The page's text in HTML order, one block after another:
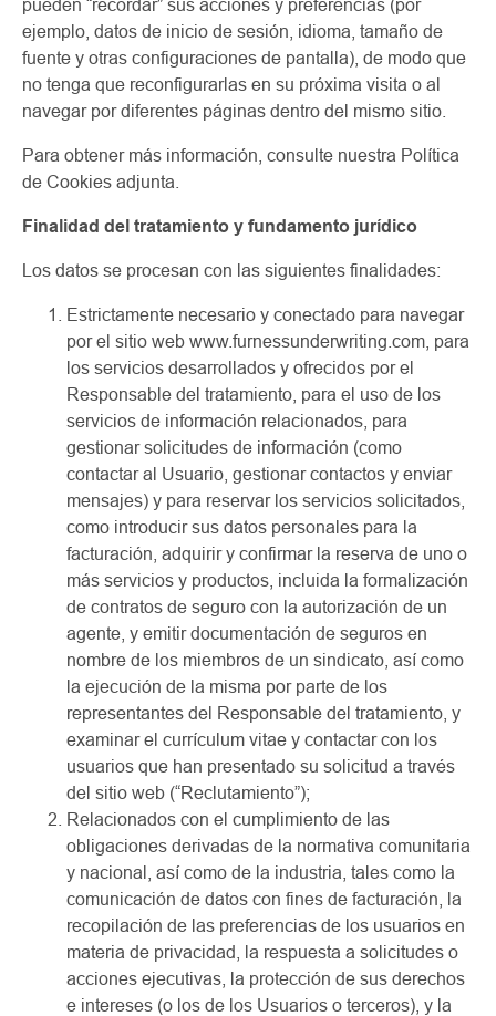
pueden “recordar” sus acciones y preferencias (por
ejemplo, datos de inicio de sesión, idioma, tamaño de
fuente y otras configuraciones de pantalla), de modo que
no tenga que reconfigurarlas en su próxima visita o al
navegar por diferentes páginas dentro del mismo sitio.
Para obtener más información, consulte nuestra Política
de Cookies adjunta.
Finalidad del tratamiento y fundamento jurídico
Los datos se procesan con las siguientes finalidades:
Estrictamente necesario y conectado para navegar
por el sitio web www.furnessunderwriting.com, para
los servicios desarrollados y ofrecidos por el
Responsable del tratamiento, para el uso de los
servicios de información relacionados, para
gestionar solicitudes de información (como
contactar al Usuario, gestionar contactos y enviar
mensajes) y para reservar los servicios solicitados,
como introducir sus datos personales para la
facturación, adquirir y confirmar la reserva de uno o
más servicios y productos, incluida la formalización
de contratos de seguro con la autorización de un
agente, y emitir documentación de seguros en
nombre de los miembros de un sindicato, así como
la ejecución de la misma por parte de los
representantes del Responsable del tratamiento, y
examinar el currículum vitae y contactar con los
usuarios que han presentado su solicitud a través
del sitio web (“Reclutamiento”);
Relacionados con el cumplimiento de las
obligaciones derivadas de la normativa comunitaria
y nacional, así como de la industria, tales como la
comunicación de datos con fines de facturación, la
recopilación de las preferencias de los usuarios en
materia de privacidad, la respuesta a solicitudes o
acciones ejecutivas, la protección de sus derechos
e intereses (o los de los Usuarios o terceros), y la